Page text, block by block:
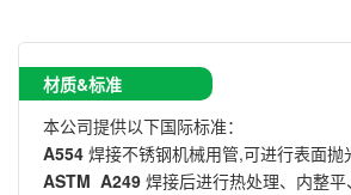
材质&标准
本公司提供以下国际标准：
A554 焊接不锈钢机械用管,可进行表面抛
ASTM A249 焊接后进行热处理、内整